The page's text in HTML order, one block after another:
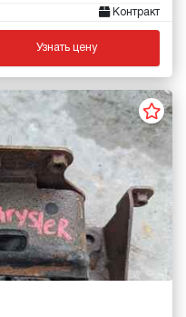
Контракт
Узнать цену